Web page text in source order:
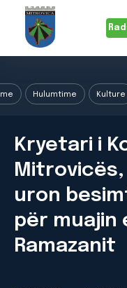
Hulumtime Kulture
Kryetari i
Mitrovicës,
uron
për muajin
Ramazanit